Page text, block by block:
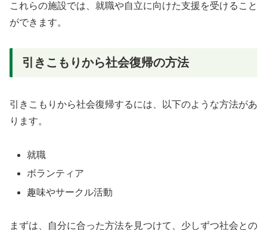
これらの施設では、就職や自立に向けた支援を受けること
ができます。
引きこもりから社会復帰の方法
引きこもりから社会復帰するには、以下のような方法があ
ります。
就職
ボランティア
趣味やサークル活動
まずは、自分に合った方法を見つけて、少しずつ社会との